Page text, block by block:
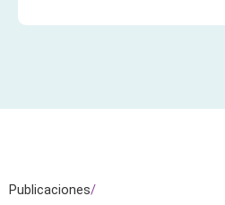
Publicaciones/